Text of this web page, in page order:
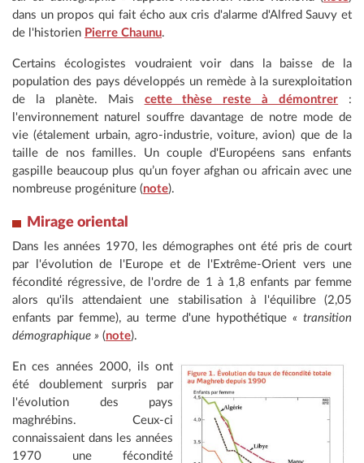
dans un propos qui fait écho aux cris d'alarme d'Alfred Sauvy et
de l'historien Pierre Chaunu.
Certains écologistes voudraient voir dans la baisse de la
population des pays développés un remède à la surexploitation
de la planète. Mais cette thèse reste à démontrer :
l'environnement naturel souffre davantage de notre mode de
vie (étalement urbain, agro-industrie, voiture, avion) que de la
taille de nos familles. Un couple d'Européens sans enfants
gaspille beaucoup plus qu’un foyer afghan ou africain avec une
nombreuse progéniture (note).
Mirage oriental
Dans les années 1970, les démographes ont été pris de court
par l'évolution de l'Europe et de l'Extrême-Orient vers une
fécondité régressive, de l'ordre de 1 à 1,8 enfants par femme
alors qu'ils attendaient une stabilisation à l'équilibre (2,05
enfants par femme), au terme d'une hypothétique « transition
démographique » (note).
En ces années 2000, ils ont
été doublement surpris par
l'évolution des pays
maghrébins. Ceux-ci
connaissaient dans les années
1970 une fécondité